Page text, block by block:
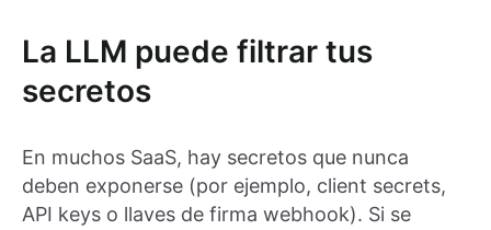
La LLM puede filtrar tus
secretos
En muchos SaaS, hay secretos que nunca
deben exponerse (por ejemplo, client secrets,
API keys o llaves de firma webhook). Si se